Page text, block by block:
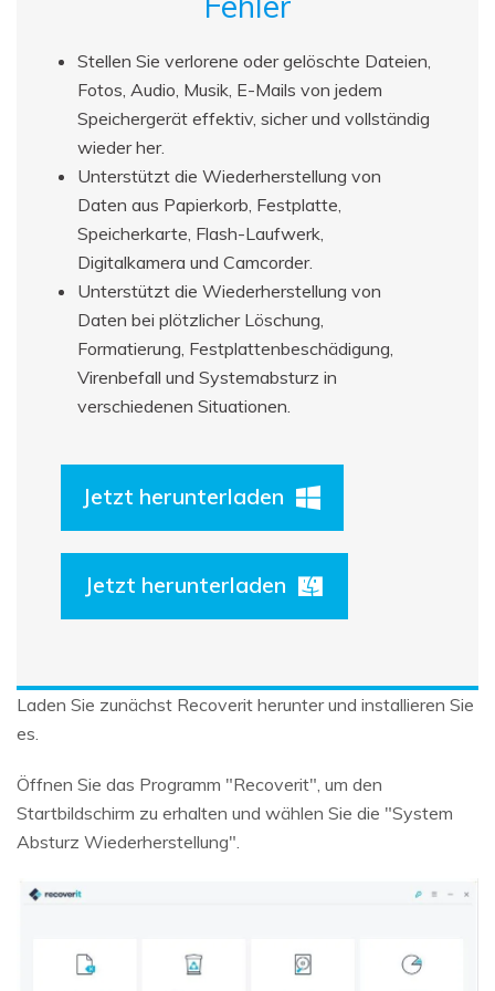
Stellen Sie verlorene oder gelöschte Dateien,
Fotos, Audio, Musik, E-Mails von jedem
Speichergerät effektiv, sicher und vollständig
wieder her.
Unterstützt die Wiederherstellung von
Daten aus Papierkorb, Festplatte,
Speicherkarte, Flash-Laufwerk,
Digitalkamera und Camcorder.
Unterstützt die Wiederherstellung von
Daten bei plötzlicher Löschung,
Formatierung, Festplattenbeschädigung,
Virenbefall und Systemabsturz in
verschiedenen Situationen.
Jetzt herunterladen
Jetzt herunterladen
Laden Sie zunächst Recoverit herunter und installieren Sie
es.
Öffnen Sie das Programm "Recoverit", um den
Startbildschirm zu erhalten und wählen Sie die "System
Absturz Wiederherstellung".